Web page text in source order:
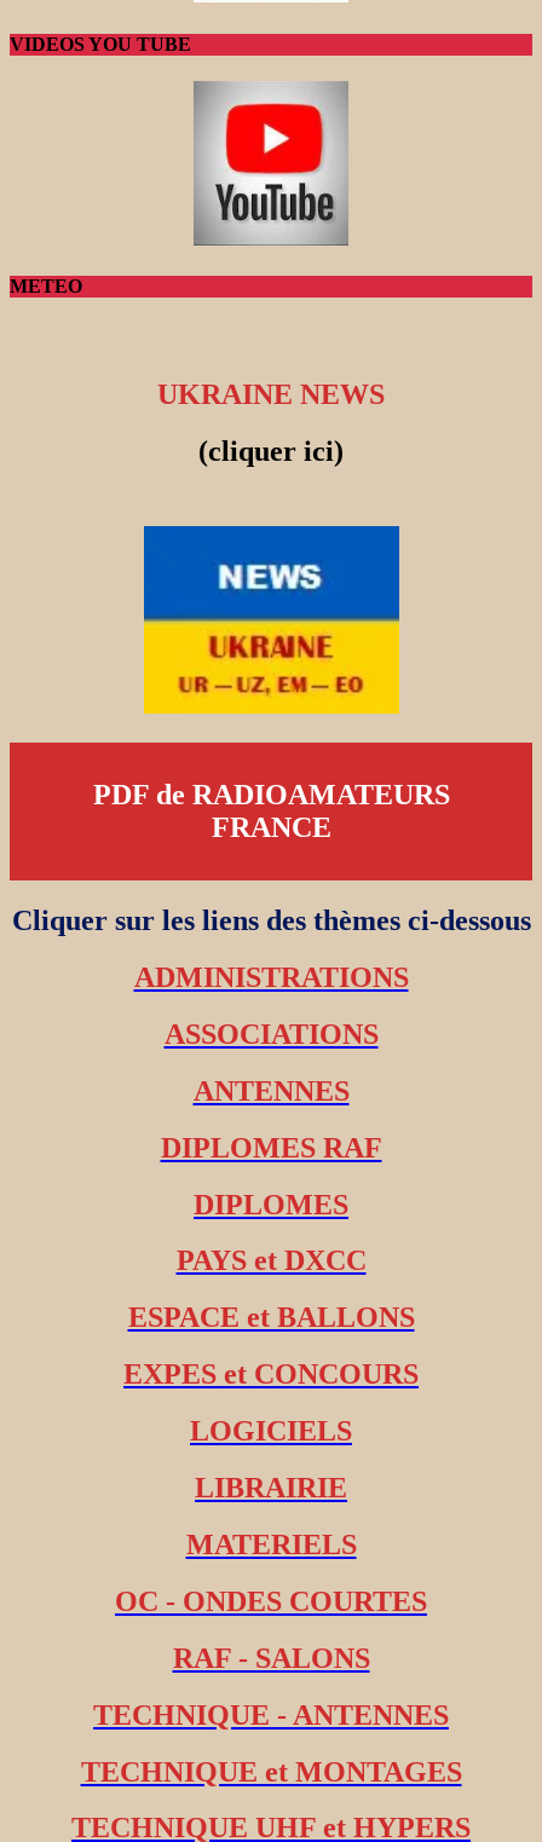
VIDEOS YOU TUBE
METEO
UKRAINE NEWS
(cliquer ici)
PDF de RADIOAMATEURS
FRANCE
Cliquer sur les liens des thèmes ci-dessous
ADMINISTRATIONS
ASSOCIATIONS
ANTENNES
DIPLOMES RAF
DIPLOMES
PAYS et DXCC
ESPACE et BALLONS
EXPES et CONCOURS
LOGICIELS
LIBRAIRIE
MATERIELS
OC - ONDES COURTES
RAF - SALONS
TECHNIQUE - ANTENNES
TECHNIQUE et MONTAGES
TECHNIQUE UHF et HYPERS